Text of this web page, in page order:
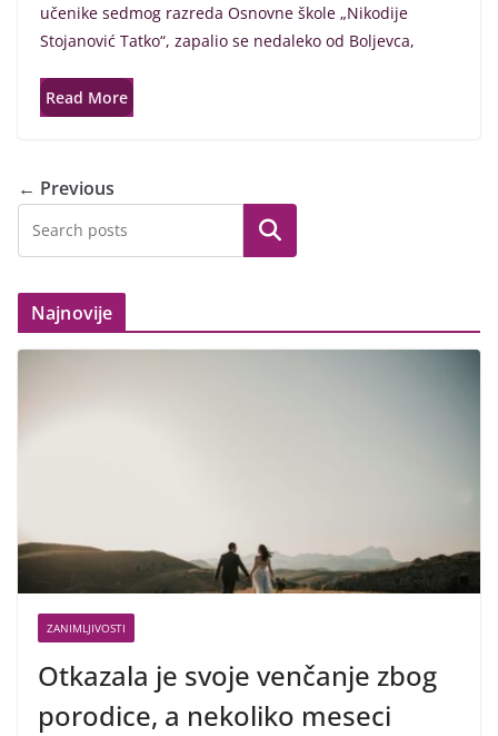
učenike sedmog razreda Osnovne škole „Nikodije
Stojanović Tatko“, zapalio se nedaleko od Boljevca,
Read More
← Previous
Search
Najnovije
ZANIMLJIVOSTI
Otkazala je svoje venčanje zbog
porodice, a nekoliko meseci